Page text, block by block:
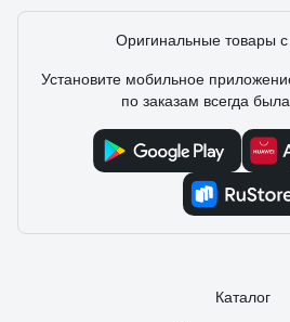
Оригинальные товары с
Установите мобильное
по заказам всегда
Каталог